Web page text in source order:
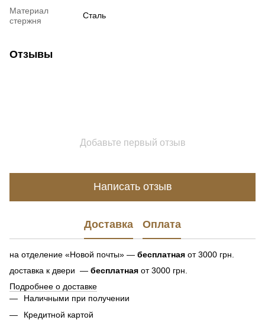
Материал
стержня
Сталь
Отзывы
Добавьте первый отзыв
Написать отзыв
Доставка Оплата
на отделение «Новой почты» — бесплатная от 3000 грн.
доставка к двери — бесплатная от 3000 грн.
Подробнее о доставке
Наличными при получении
Кредитной картой